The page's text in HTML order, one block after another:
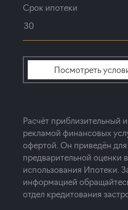
Срок ипотеки
Посмотреть
Расчёт приблизительный
рекламой финансовых
офертой. Он приведён для
предварительной оценки
использования Ипотеки.
информацией
отдел кредитования